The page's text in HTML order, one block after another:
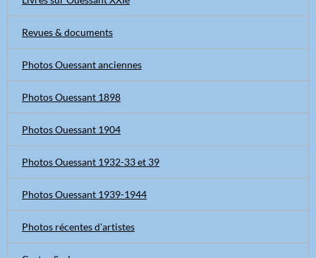
Revues & documents
Photos Ouessant anciennes
Photos Ouessant 1898
Photos Ouessant 1904
Photos Ouessant 1932-33 et 39
Photos Ouessant 1939-1944
Photos récentes d'artistes